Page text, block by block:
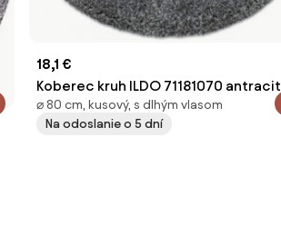
18,1 €
Koberec kruh ILDO 71181070 antracit
sivý
⌀ 80 cm, kusový, s dlhým vlasom
Na odoslanie o 5 dní